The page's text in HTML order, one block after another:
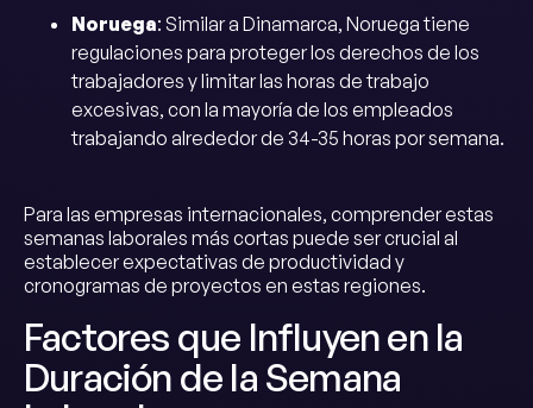
Noruega: Similar a Dinamarca, Noruega tiene
regulaciones para proteger los derechos de los
trabajadores y limitar las horas de trabajo
excesivas, con la mayoría de los empleados
trabajando alrededor de 34-35 horas por semana.
Para las empresas internacionales, comprender estas
semanas laborales más cortas puede ser crucial al
establecer expectativas de productividad y
cronogramas de proyectos en estas regiones.
Factores que Influyen en la
Duración de la Semana